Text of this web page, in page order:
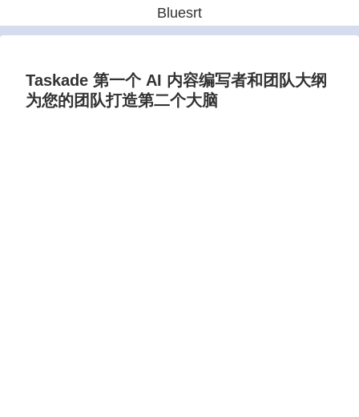
Bluesrt
Taskade 第一个 AI 内容编写者和团队大纲
为您的团队打造第二个大脑